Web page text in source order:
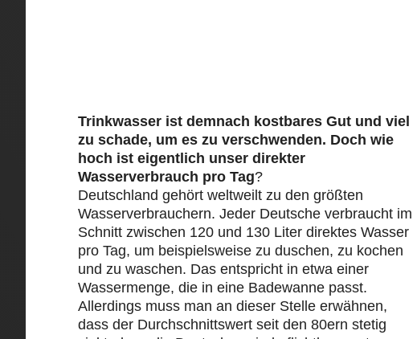
Trinkwasser ist demnach kostbares Gut und viel
zu schade, um es zu verschwenden. Doch wie
hoch ist eigentlich unser direkter
Wasserverbrauch pro Tag?
Deutschland gehört weltweilt zu den größten
Wasserverbrauchern. Jeder Deutsche verbraucht im
Schnitt zwischen 120 und 130 Liter direktes Wasser
pro Tag, um beispielsweise zu duschen, zu kochen
und zu waschen. Das entspricht in etwa einer
Wassermenge, die in eine Badewanne passt.
Allerdings muss man an dieser Stelle erwähnen,
dass der Durchschnittswert seit den 80ern stetig